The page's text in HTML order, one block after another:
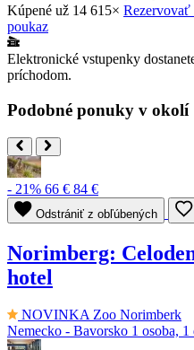
Kúpené už 14 615× Rezervovať
poukaz
Elektronické vstupenky
príchodom.
Podobné ponuky v okolí
- 21% 66 € 84 €
Odstrániť z obľúbených
Norimberg:
hotel
NOVINKAZoo Norimberk
Nemecko - Bavorsko 1 osoba, 1